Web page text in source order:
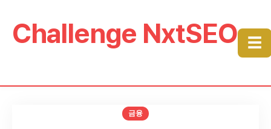
Challenge NxtSEO ☰
금융